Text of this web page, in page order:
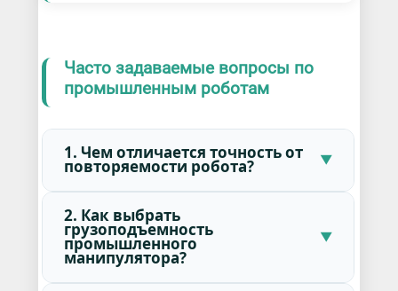
Часто задаваемые вопросы по
промышленным роботам
1. Чем отличается точность от
повторяемости робота?
2. Как выбрать
грузоподъемность
промышленного
манипулятора?